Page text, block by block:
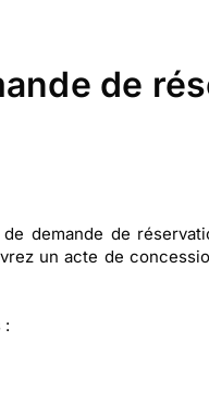
de
demande de
un acte de
: